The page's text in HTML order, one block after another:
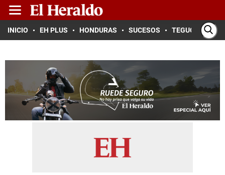
INICIO EH PLUS HONDURAS SUCESOS TEGUCIGALPA